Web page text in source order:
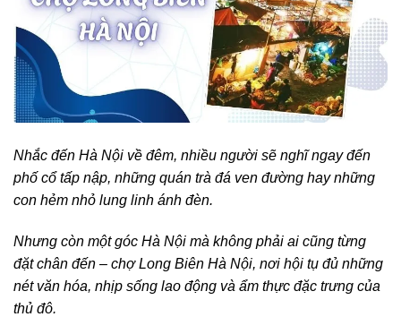
Nhắc đến Hà Nội về đêm, nhiều người sẽ nghĩ ngay đến
phố cổ tấp nập, những quán trà đá ven đường hay những
con hẻm nhỏ lung linh ánh đèn.
Nhưng còn một góc Hà Nội mà không phải ai cũng từng
đặt chân đến – chợ Long Biên Hà Nội, nơi hội tụ đủ những
nét văn hóa, nhịp sống lao động và ẩm thực đặc trưng của
thủ đô.